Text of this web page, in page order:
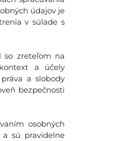
údajov je
v súlade s
so zreteľom na
a účely
a slobody
bezpečnosti
osobných
sú pravidelne